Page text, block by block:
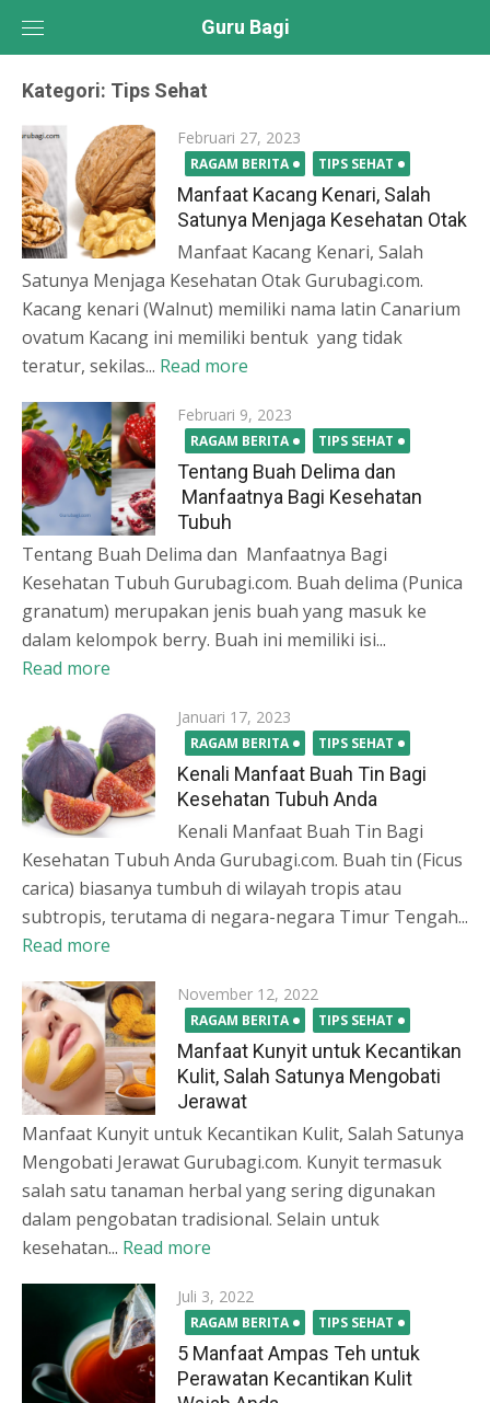
Guru Bagi
Kategori: Tips Sehat
Posted
on
Februari 27, 2023
RAGAM BERITA TIPS SEHAT
Manfaat Kacang Kenari, Salah
Satunya Menjaga Kesehatan Otak
Manfaat Kacang Kenari, Salah
Satunya Menjaga Kesehatan Otak Gurubagi.com.
Kacang kenari (Walnut) memiliki nama latin Canarium
ovatum Kacang ini memiliki bentuk yang tidak
teratur, sekilas... Read more
Posted
on
Februari 9, 2023
RAGAM BERITA TIPS SEHAT
Tentang Buah Delima dan
Manfaatnya Bagi Kesehatan
Tubuh
Tentang Buah Delima dan Manfaatnya Bagi
Kesehatan Tubuh Gurubagi.com. Buah delima (Punica
granatum) merupakan jenis buah yang masuk ke
dalam kelompok berry. Buah ini memiliki isi...
Read more
Posted
on
Januari 17, 2023
RAGAM BERITA TIPS SEHAT
Kenali Manfaat Buah Tin Bagi
Kesehatan Tubuh Anda
Kenali Manfaat Buah Tin Bagi
Kesehatan Tubuh Anda Gurubagi.com. Buah tin (Ficus
carica) biasanya tumbuh di wilayah tropis atau
subtropis, terutama di negara-negara Timur Tengah...
Read more
Posted
on
November 12, 2022
RAGAM BERITA TIPS SEHAT
Manfaat Kunyit untuk Kecantikan
Kulit, Salah Satunya Mengobati
Jerawat
Manfaat Kunyit untuk Kecantikan Kulit, Salah Satunya
Mengobati Jerawat Gurubagi.com. Kunyit termasuk
salah satu tanaman herbal yang sering digunakan
dalam pengobatan tradisional. Selain untuk
kesehatan... Read more
Posted
on
Juli 3, 2022
RAGAM BERITA TIPS SEHAT
5 Manfaat Ampas Teh untuk
Perawatan Kecantikan Kulit